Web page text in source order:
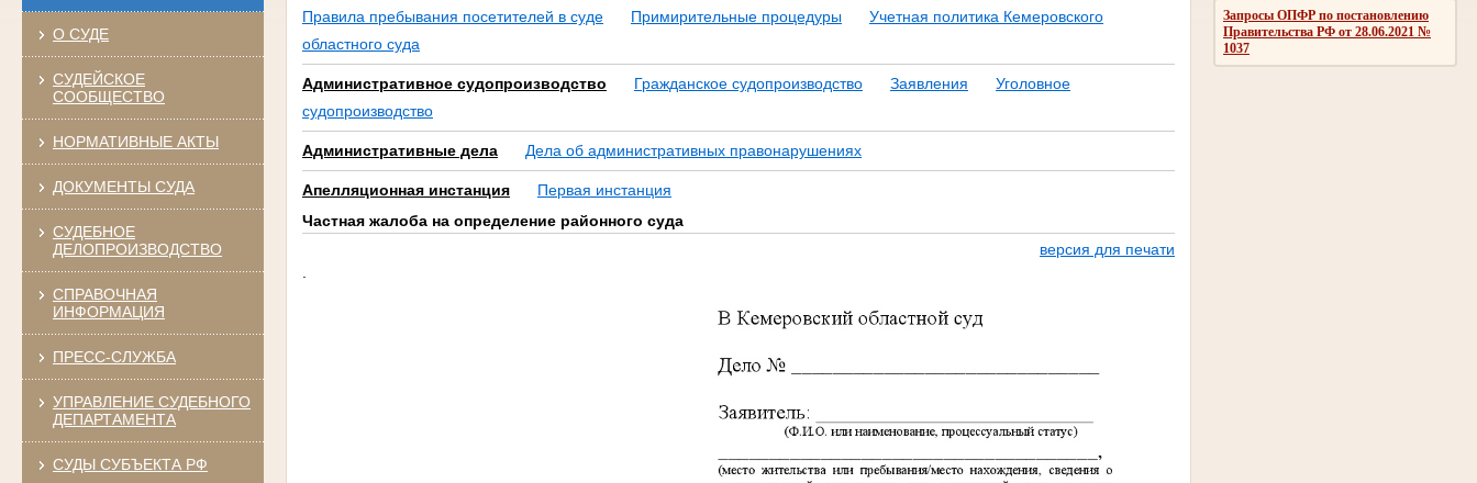
О СУДЕ
СУДЕЙСКОЕ
СООБЩЕСТВО
НОРМАТИВНЫЕ АКТЫ
ДОКУМЕНТЫ СУДА
СУДЕБНОЕ
ДЕЛОПРОИЗВОДСТВО
СПРАВОЧНАЯ
ИНФОРМАЦИЯ
ПРЕСС-СЛУЖБА
УПРАВЛЕНИЕ СУДЕБНОГО
ДЕПАРТАМЕНТА
СУДЫ СУБЪЕКТА РФ
Запросы ОПФР по постановлению
Правительства РФ от 28.06.2021 №
1037
Правила пребывания посетителей в суде
Примирительные процедуры
Учетная политика Кемеровского
областного суда
Административное судопроизводство Гражданское судопроизводство Заявления
Уголовное
судопроизводство
Административные дела Дела об административных правонарушениях
Апелляционная инстанция
Первая инстанция
Частная жалоба на определение районного суда
версия для печати
.